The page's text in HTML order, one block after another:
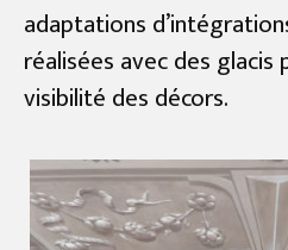
adaptations
réalisées avec des glacis
visibilité des décors.